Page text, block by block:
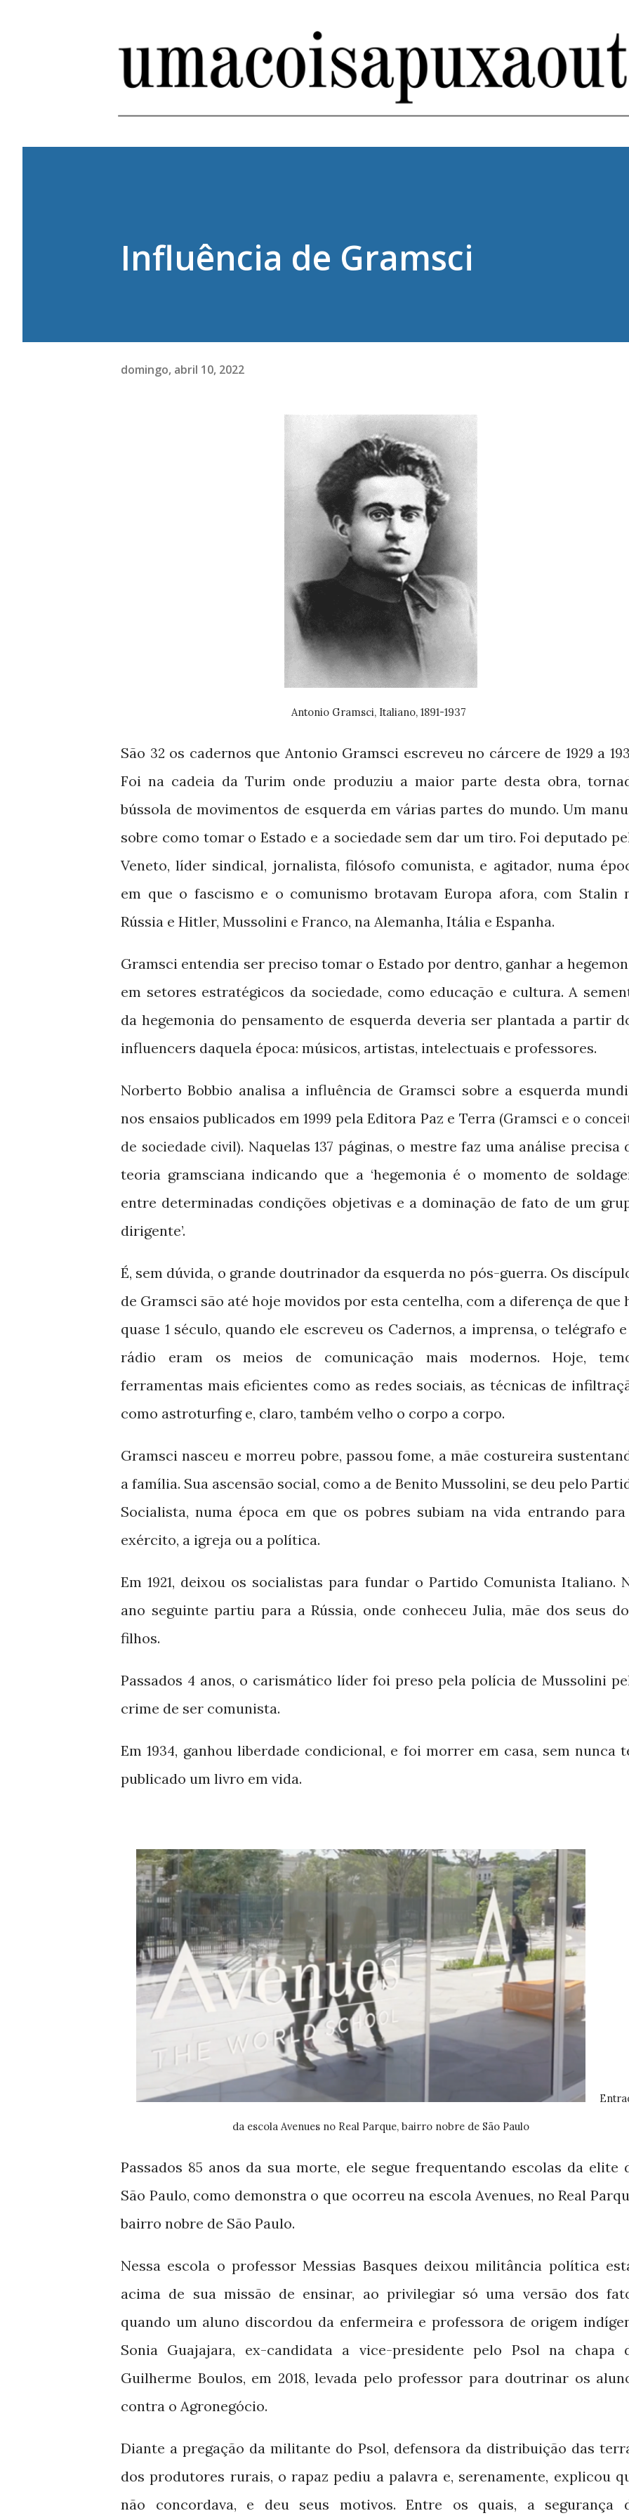
Influência de Gramsci
domingo, abril 10, 2022
Antonio Gramsci, Italiano, 1891-1937
São 32 os cadernos que Antonio Gramsci escreveu no cárcere de 1929 a
Foi na cadeia da Turim onde produziu a maior parte desta obra,
bússola de movimentos de esquerda em várias partes do mundo. Um
sobre como tomar o Estado e a sociedade sem dar um tiro. Foi deputado
Veneto, líder sindical, jornalista, filósofo comunista, e agitador, numa
em que o fascismo e o comunismo brotavam Europa afora, com Stalin
Rússia e Hitler, Mussolini e Franco, na Alemanha, Itália e Espanha.
Gramsci entendia ser preciso tomar o Estado por dentro, ganhar a
em setores estratégicos da sociedade, como educação e cultura. A
da hegemonia do pensamento de esquerda deveria ser plantada a partir
influencers daquela época: músicos, artistas, intelectuais e professores.
Norberto Bobbio analisa a influência de Gramsci sobre a esquerda
nos ensaios publicados em1999 pela Editora Paz e Terra (Gramsci e o
de sociedade civil). Naquelas 137 páginas, o mestre faz uma análise precisa
teoria gramsciana indicando que a ‘hegemonia é o momento de
entre determinadas condições objetivas e a dominação de fato de um
dirigente’.
É, sem dúvida, o grande doutrinador da esquerda no pós-guerra. Os
de Gramsci são até hoje movidos por esta centelha, com a diferença de que
quase 1 século, quando ele escreveu os Cadernos, a imprensa, o telégrafo
rádio eram os meios de comunicação mais modernos. Hoje,
ferramentas mais eficientes como as redes sociais, as técnicas de
como astroturfing e, claro, também velho o corpo a corpo.
Gramsci nasceu e morreu pobre, passou fome, a mãe costureira
a família. Sua ascensão social, como a de Benito Mussolini, se deu pelo
Socialista, numa época em que os pobres subiam na vida entrando
exército, a igreja ou a política.
Em1921, deixou os socialistas para fundar o Partido Comunista Italiano.
ano seguinte partiu para a Rússia, onde conheceu Julia, mãe dos seus
filhos.
Passados 4 anos, o carismático líder foi preso pela polícia de Mussolini
crime de ser comunista.
Em1934, ganhou liberdade condicional, e foi morrer em casa, sem nunca
publicado um livro em vida.
da escola Avenues no Real Parque, bairro nobre de São Paulo
Passados 85 anos da sua morte, ele segue frequentando escolas da elite
São Paulo, como demonstra o que ocorreu na escola Avenues, no Real
bairro nobre de São Paulo.
Nessa escola o professor Messias Basques deixou militância política
acima de sua missão de ensinar, ao privilegiar só uma versão dos
quando um aluno discordou da enfermeira e professora de origem
Sonia Guajajara, ex-candidata a vice-presidente pelo Psol na chapa
Guilherme Boulos, em 2018, levada pelo professor para doutrinar os
contra o Agronegócio.
Diante a pregação da militante do Psol, defensora da distribuição das
dos produtores rurais, o rapaz pediu a palavra e, serenamente, explicou
não concordava, e deu seus motivos. Entre os quais, a segurança